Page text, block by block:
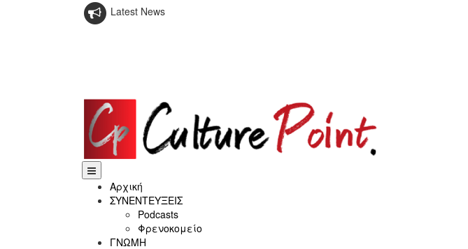
Latest News
Αρχική
ΣΥΝΕΝΤΕΥΞΕΙΣ
Podcasts
Φρενοκομείο
ΓΝΩΜΗ